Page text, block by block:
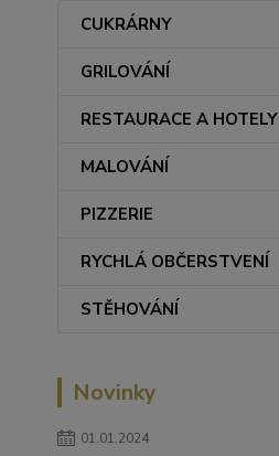
CUKRÁRNY
GRILOVÁNÍ
RESTAURACE A HOTELY
MALOVÁNÍ
PIZZERIE
RYCHLÁ OBČERSTVENÍ
STĚHOVÁNÍ
Novinky
01.01.2024